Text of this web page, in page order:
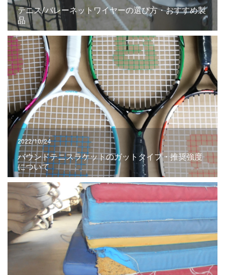
テニス/バレーネットワイヤーの選び方・おすすめ製
品
2022/10/24
バウンドテニスラケットのガットタイプ・推奨強度
について